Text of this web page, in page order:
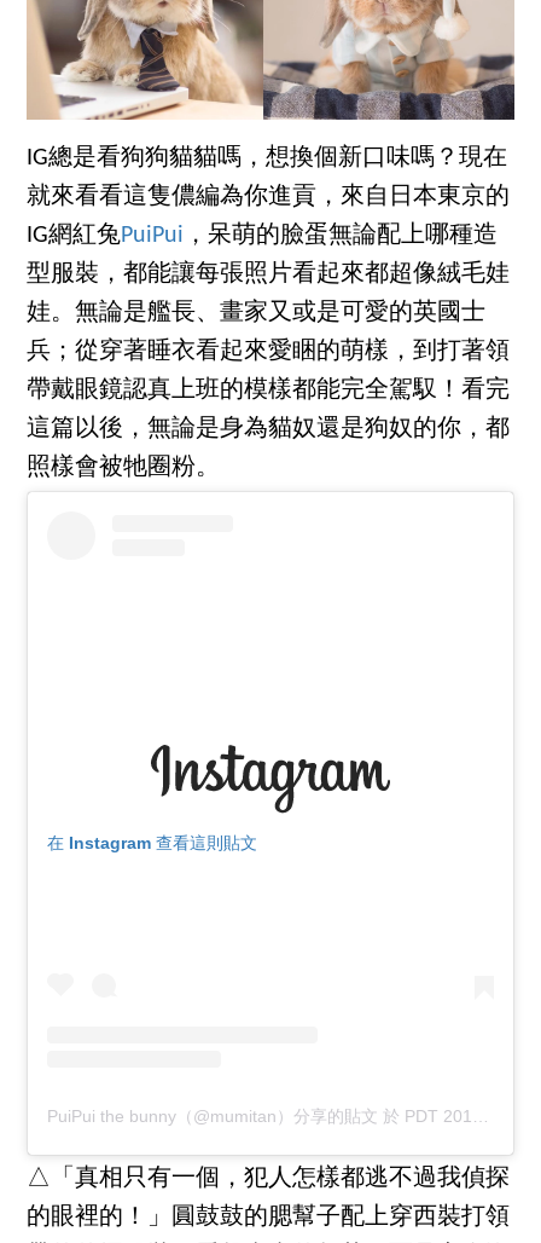
IG總是看狗狗貓貓嗎，想換個新口味嗎？現在
就來看看這隻儂編為你進貢，來自日本東京的
IG網紅兔PuiPui ，呆萌的臉蛋無論配上哪種造
型服裝，都能讓每張照片看起來都超像絨毛娃
娃。無論是艦長、畫家又或是可愛的英國士
兵；從穿著睡衣看起來愛睏的萌樣，到打著領
帶戴眼鏡認真上班的模樣都能完全駕馭！看完
這篇以後，無論是身為貓奴還是狗奴的你，都
照樣會被牠圈粉。
在 Instagram 查看這則貼文
PuiPui the bunny（@mumitan）分享的貼文 於 PDT 2018 年 8月 月 23 日 上午 7:57
△「真相只有一個，犯人怎樣都逃不過我偵探
的眼裡的！」圓鼓鼓的腮幫子配上穿西裝打領